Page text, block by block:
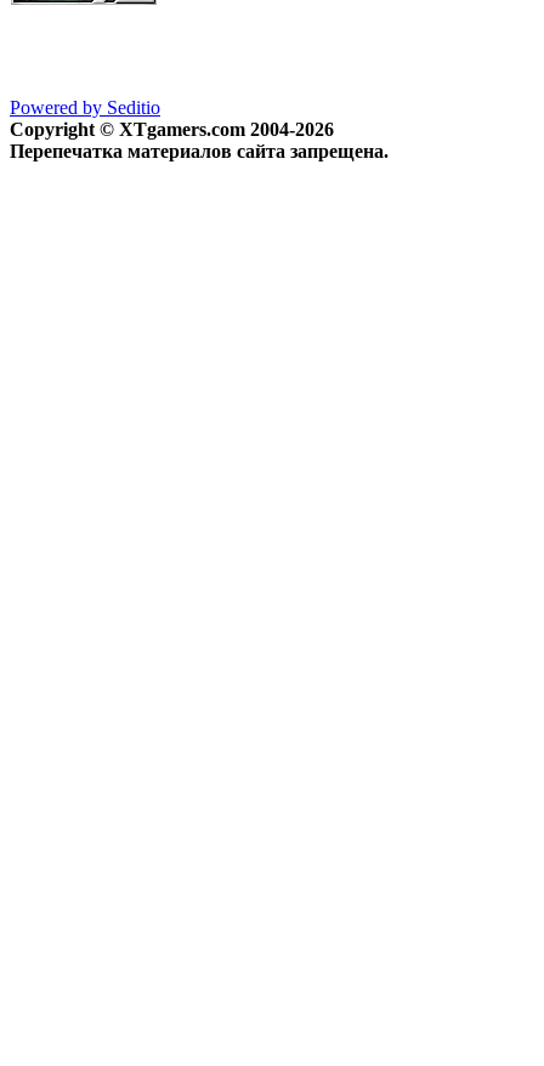
Powered by Seditio
Copyright © XTgamers.com 2004-2026
Перепечатка материалов сайта запрещена.